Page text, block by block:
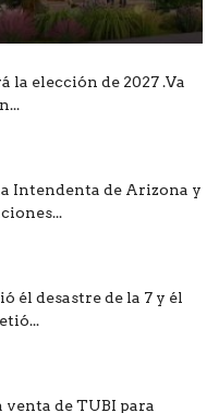
la elección de 2027 .Va
Intendenta de Arizona y
él desastre de la 7 y él
venta de TUBI para